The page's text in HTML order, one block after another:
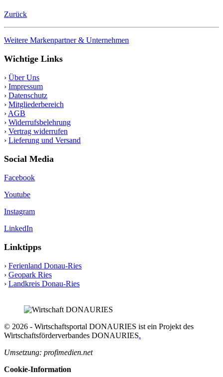
Zurück
Weitere Markenpartner & Unternehmen
Wichtige Links
› Über Uns
› Impressum
› Datenschutz
› Mitgliederbereich
› AGB
› Widerrufsbelehrung
› Vertrag widerrufen
› Lieferung und Versand
Social Media
Facebook
Youtube
Instagram
LinkedIn
Linktipps
› Ferienland Donau-Ries
› Geopark Ries
› Landkreis Donau-Ries
© 2026 - Wirtschaftsportal DONAURIES ist ein Projekt des
Wirtschaftsförderverbandes DONAURIES.
Umsetzung: profimedien.net
Cookie-Information